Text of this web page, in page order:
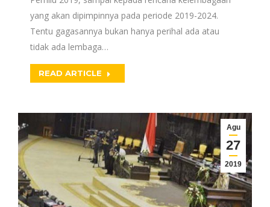
yang akan dipimpinnya pada periode 2019-2024.
Tentu gagasannya bukan hanya perihal ada atau
tidak ada lembaga…
READ ARTICLE
Agu
27
2019